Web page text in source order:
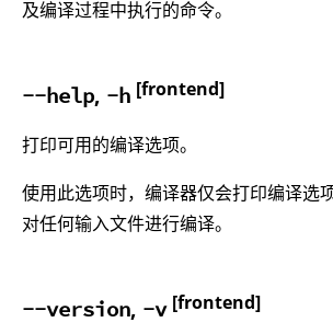
及编译过程中执行的命令。
--help, -h [frontend]
打印可用的编译选项。
使用此选项时，编译器仅会打印编译选
对任何输入文件进行编译。
--version, -v [frontend]